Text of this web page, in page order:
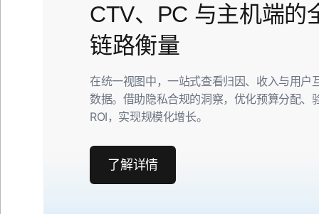
CTV、PC 与主机端的
链路衡量
在统一视图中，一站式查看归因、收入与用户
数据。借助隐私合规的洞察，优化预算分配、
ROI，实现规模化增长。
了解详情